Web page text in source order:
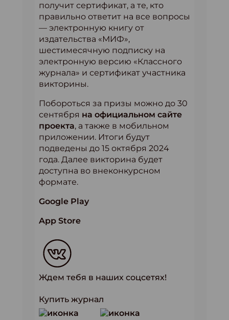
получит сертификат, а те, кто
правильно ответит на все вопросы
— электронную книгу от
издательства «МИФ»,
шестимесячную подписку на
электронную версию «Классного
журнала» и сертификат участника
викторины.
Побороться за призы можно до 30
сентября на официальном сайте
проекта, а также в мобильном
приложении. Итоги будут
подведены до 15 октября 2024
года. Далее викторина будет
доступна во внеконкурсном
формате.
Google Play
App Store
Ждем тебя в наших соцсетях!
Купить журнал